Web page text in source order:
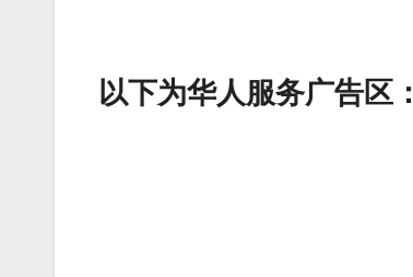
以下为华人服务广告区：